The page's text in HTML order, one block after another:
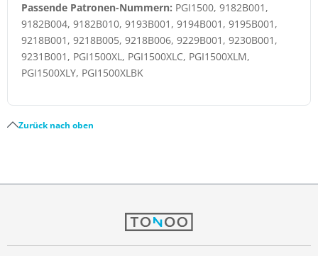
Passende Patronen-Nummern: PGI1500, 9182B001,
9182B004, 9182B010, 9193B001, 9194B001, 9195B001,
9218B001, 9218B005, 9218B006, 9229B001, 9230B001,
9231B001, PGI1500XL, PGI1500XLC, PGI1500XLM,
PGI1500XLY, PGI1500XLBK
Zurück nach oben